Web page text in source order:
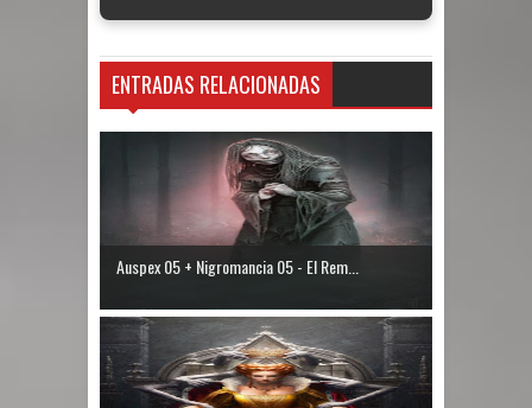
ENTRADAS RELACIONADAS
Auspex 05 + Nigromancia 05 - El Rem...